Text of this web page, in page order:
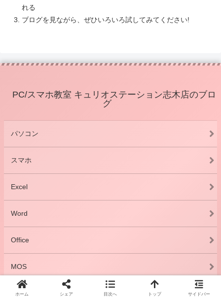
れる
ブログを見ながら、ぜひいろいろ試してみてください!
PC/スマホ教室 キュリオステーション志木店のブロ
グ
パソコン
スマホ
Excel
Word
Office
MOS
ニュース
ホーム シェア 目次へ トップ サイドバー